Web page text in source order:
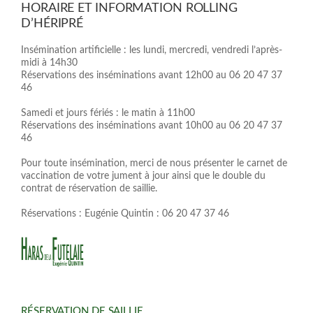
HORAIRE ET INFORMATION ROLLING
D’HÉRIPRÉ
Insémination artificielle : les lundi, mercredi, vendredi l’après-
midi à 14h30
Réservations des inséminations avant 12h00 au 06 20 47 37
46
Samedi et jours fériés : le matin à 11h00
Réservations des inséminations avant 10h00 au 06 20 47 37
46
Pour toute insémination, merci de nous présenter le carnet de
vaccination de votre jument à jour ainsi que le double du
contrat de réservation de saillie.
Réservations : Eugénie Quintin : 06 20 47 37 46